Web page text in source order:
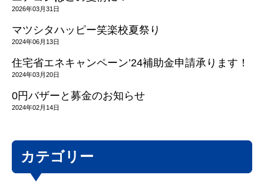
2026年03月31日
マツシタハッピー笑楽校夏祭り
2024年06月13日
住宅省エネキャンペーン’24補助金申請承ります！
2024年03月20日
0円バザーと募金のお知らせ
2024年02月14日
カテゴリー